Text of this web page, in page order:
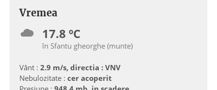
Vremea
17.8 ºC
în Sfantu gheorghe (munte)
Vânt : 2.9 m/s, directia : VNV
Nebulozitate : cer acoperit